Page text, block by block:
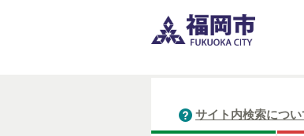
サイト内検索につい